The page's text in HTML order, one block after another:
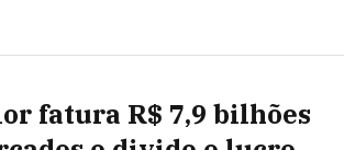
fatura R$ 7,9 bilhões